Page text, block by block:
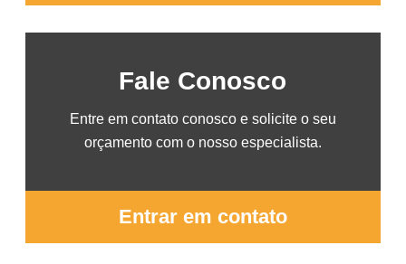
Fale Conosco
Entre em contato conosco e solicite o seu
orçamento com o nosso especialista.
Entrar em contato